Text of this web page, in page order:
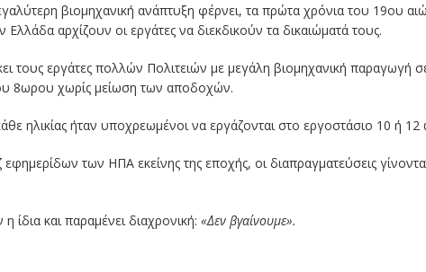
βιομηχανική ανάπτυξη φέρνει, τα πρώτα χρόνια του 19ου
αρχίζουν οι εργάτες να διεκδικούν τα δικαιώματά τους.
τους εργάτες πολλών Πολιτειών με μεγάλη βιομηχανική παραγωγή
8ωρου χωρίς μείωση των αποδοχών.
ηλικίας ήταν υποχρεωμένοι να εργάζονται στο εργοστάσιο 10 ή
των ΗΠΑ εκείνης της εποχής, οι διαπραγματεύσεις
και παραμένει διαχρονική: «Δεν βγαίνουμε».